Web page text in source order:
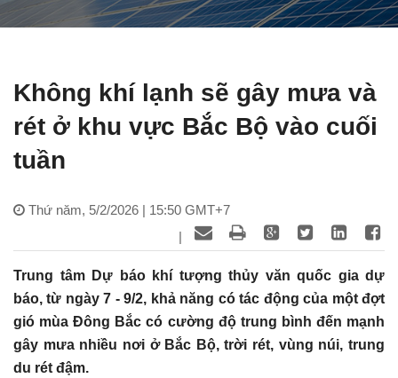
Không khí lạnh sẽ gây mưa và
rét ở khu vực Bắc Bộ vào cuối
tuần
Thứ năm, 5/2/2026 | 15:50 GMT+7
|
Trung tâm Dự báo khí tượng thủy văn quốc gia dự
báo, từ ngày 7 - 9/2, khả năng có tác động của một đợt
gió mùa Đông Bắc có cường độ trung bình đến mạnh
gây mưa nhiều nơi ở Bắc Bộ, trời rét, vùng núi, trung
du rét đậm.